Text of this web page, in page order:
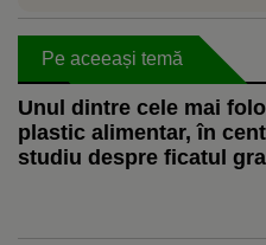
Pe aceeași temă
Unul dintre cele mai
plastic alimentar, în
studiu despre ficatul